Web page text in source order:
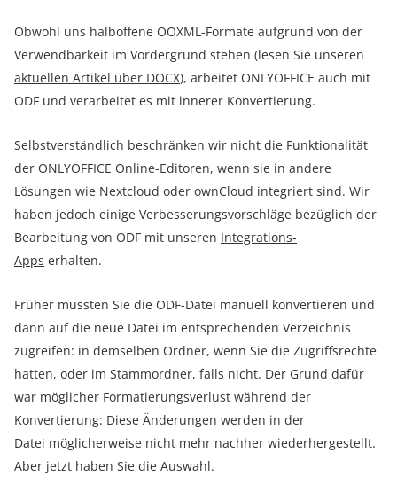
Obwohl uns halboffene OOXML-Formate aufgrund von der
Verwendbarkeit im Vordergrund stehen (lesen Sie unseren
aktuellen Artikel über DOCX), arbeitet ONLYOFFICE auch mit
ODF und verarbeitet es mit innerer Konvertierung.
Selbstverständlich beschränken wir nicht die Funktionalität
der ONLYOFFICE Online-Editoren, wenn sie in andere
Lösungen wie Nextcloud oder ownCloud integriert sind. Wir
haben jedoch einige Verbesserungsvorschläge bezüglich der
Bearbeitung von ODF mit unseren Integrations-
Apps erhalten.
Früher mussten Sie die ODF-Datei manuell konvertieren und
dann auf die neue Datei im entsprechenden Verzeichnis
zugreifen: in demselben Ordner, wenn Sie die Zugriffsrechte
hatten, oder im Stammordner, falls nicht. Der Grund dafür
war möglicher Formatierungsverlust während der
Konvertierung: Diese Änderungen werden in der
Datei möglicherweise nicht mehr nachher wiederhergestellt.
Aber jetzt haben Sie die Auswahl.